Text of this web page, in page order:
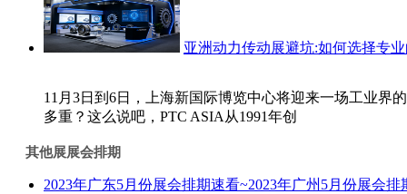
亚洲动力传动展避坑:如何选择专
11月3日到6日，上海新国际博览中心将迎来一场工业
多重？这么说吧，PTC ASIA从1991年创
其他展展会排期
2023年广东5月份展会排期速看~2023年广州5月份展会排